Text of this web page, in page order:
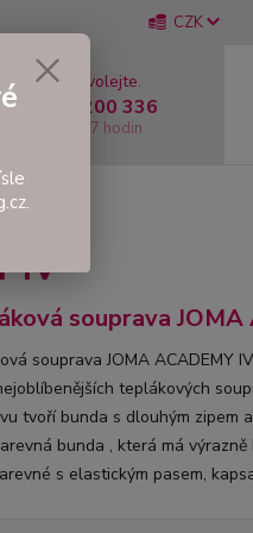
CZK
si rady? Zavolejte.
737 200 336
Pátek: 8 - 17 hodin
IV
IV
souprava JOMA
souprava JOMA ACADEMY
teplákových
tvoří bunda s dlouhým zipem
bunda , která má
s elastickým pasem,